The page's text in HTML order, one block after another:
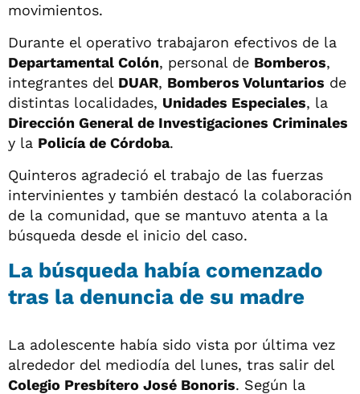
movimientos.
Durante el operativo trabajaron efectivos de la
Departamental Colón, personal de Bomberos,
integrantes del DUAR, Bomberos Voluntarios de
distintas localidades, Unidades Especiales, la
Dirección General de Investigaciones Criminales
y la Policía de Córdoba.
Quinteros agradeció el trabajo de las fuerzas
intervinientes y también destacó la colaboración
de la comunidad, que se mantuvo atenta a la
búsqueda desde el inicio del caso.
La búsqueda había comenzado
tras la denuncia de su madre
La adolescente había sido vista por última vez
alrededor del mediodía del lunes, tras salir del
Colegio Presbítero José Bonoris. Según la